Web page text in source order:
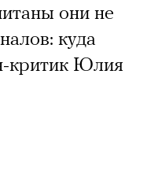
они не
куда
критик Юлия